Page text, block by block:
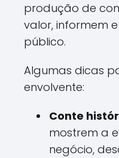
produção de
valor, informem
público.
Algumas dicas
envolvente:
Conte
mostrem a
negócio,